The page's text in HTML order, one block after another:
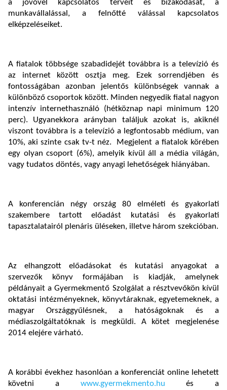
a jövővel kapcsolatos terveit és bizakodását, a
munkavállalással, a felnőtté válással kapcsolatos
elképzeléseiket.
A fiatalok többsége szabadidejét továbbra is a televízió és
az internet között osztja meg. Ezek sorrendjében és
fontosságában azonban jelentős különbségek vannak a
különböző csoportok között. Minden negyedik fiatal nagyon
intenzív internethasználó (hétköznap napi minimum 120
perc). Ugyanekkora arányban találjuk azokat is, akiknél
viszont továbbra is a televízió a legfontosabb médium, van
10%, aki szinte csak tv-t néz. Megjelent a fiatalok körében
egy olyan csoport (6%), amelyik kívül áll a média világán,
vagy tudatos döntés, vagy anyagi lehetőségek hiányában.
A konferencián négy ország 80 elméleti és gyakorlati
szakembere tartott előadást kutatási és gyakorlati
tapasztalatairól plenáris üléseken, illetve három szekcióban.
Az elhangzott előadásokat és kutatási anyagokat a
szervezők könyv formájában is kiadják, amelynek
példányait a Gyermekmentő Szolgálat a résztvevőkön kívül
oktatási intézményeknek, könyvtáraknak, egyetemeknek, a
magyar Országgyűlésnek, a hatóságoknak és a
médiaszolgáltatóknak is megküldi. A kötet megjelenése
2014 elejére várható.
A korábbi évekhez hasonlóan a konferenciát online lehetett
követni a www.gyermekmento.hu és a